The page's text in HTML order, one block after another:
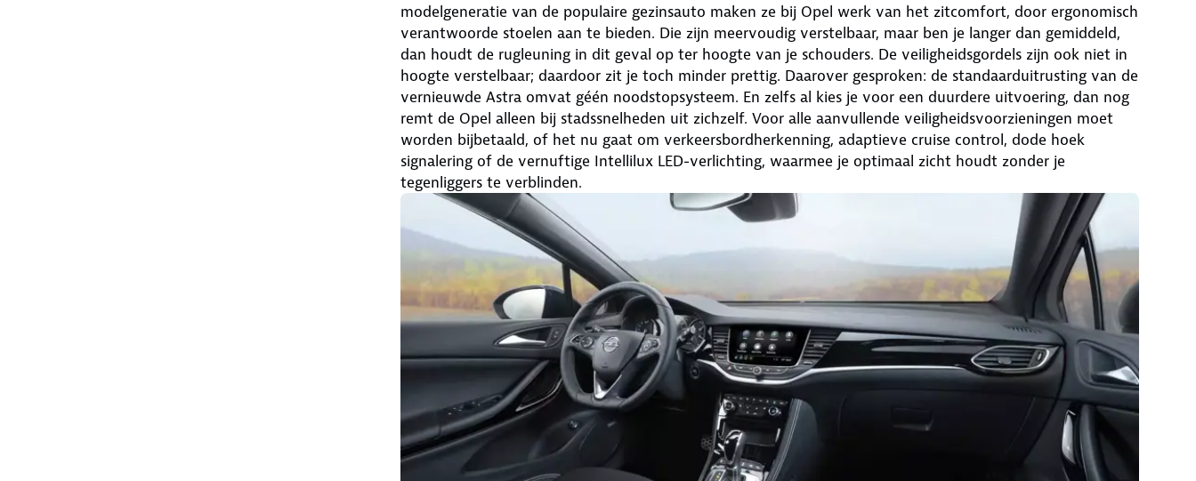
modelgeneratie van de populaire gezinsauto maken ze bij Opel werk van het zitcomfort, door ergonomisch
verantwoorde stoelen aan te bieden. Die zijn meervoudig verstelbaar, maar ben je langer dan gemiddeld,
dan houdt de rugleuning in dit geval op ter hoogte van je schouders. De veiligheidsgordels zijn ook niet in
hoogte verstelbaar; daardoor zit je toch minder prettig. Daarover gesproken: de standaarduitrusting van de
vernieuwde Astra omvat géén noodstopsysteem. En zelfs al kies je voor een duurdere uitvoering, dan nog
remt de Opel alleen bij stadssnelheden uit zichzelf. Voor alle aanvullende veiligheidsvoorzieningen moet
worden bijbetaald, of het nu gaat om verkeersbordherkenning, adaptieve cruise control, dode hoek
signalering of de vernuftige Intellilux LED-verlichting, waarmee je optimaal zicht houdt zonder je
tegenliggers te verblinden.